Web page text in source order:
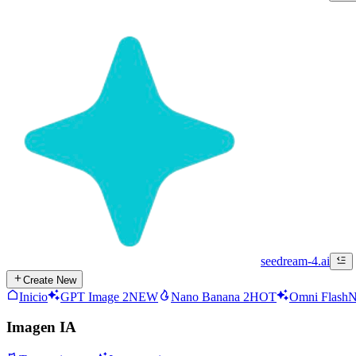
seedream-4.ai
Create New
Inicio GPT Image 2NEW Nano Banana 2HOT Omni Flash
Imagen IA